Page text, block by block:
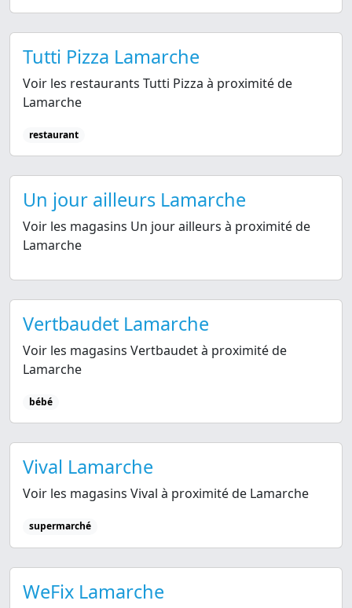
Tutti Pizza Lamarche
Voir les restaurants Tutti Pizza à proximité de
Lamarche
restaurant
Un jour ailleurs Lamarche
Voir les magasins Un jour ailleurs à proximité de
Lamarche
Vertbaudet Lamarche
Voir les magasins Vertbaudet à proximité de
Lamarche
bébé
Vival Lamarche
Voir les magasins Vival à proximité de Lamarche
supermarché
WeFix Lamarche